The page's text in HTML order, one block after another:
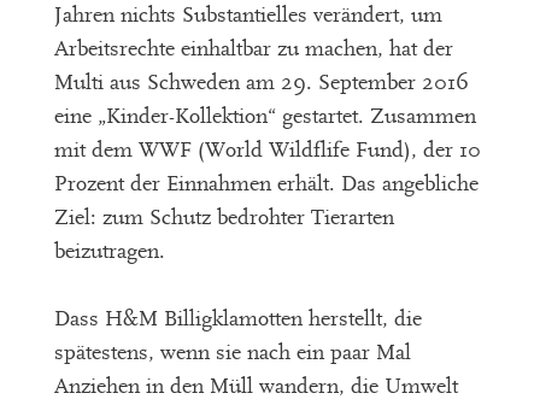
Jahren nichts Substantielles verändert, um
Arbeitsrechte einhaltbar zu machen, hat der
Multi aus Schweden am 29. September 2016
eine „Kinder-Kollektion“ gestartet. Zusammen
mit dem WWF (World Wildflife Fund), der 10
Prozent der Einnahmen erhält. Das angebliche
Ziel: zum Schutz bedrohter Tierarten
beizutragen.
Dass H&M Billigklamotten herstellt, die
spätestens, wenn sie nach ein paar Mal
Anziehen in den Müll wandern, die Umwelt